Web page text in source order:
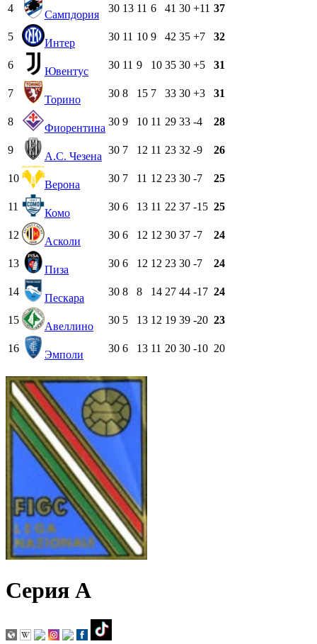
4
Сампдория
30 13 11 6 41 30 +11 37
5
Интер
30 11 10 9 42 35 +7 32
6
Ювентус
30 11 9 10 35 30 +5 31
7
Торино
30 8 15 7 33 30 +3 31
8
Фиорентина
30 9 10 11 29 33 -4 28
9
А.С. Чезена
30 7 12 11 23 32 -9 26
10
Верона
30 7 11 12 23 30 -7 25
11
Комо
30 6 13 11 22 37 -15 25
12
Асколи
30 6 12 12 30 37 -7 24
13
Пиза
30 6 12 12 23 30 -7 24
14
Пескара
30 8 8 14 27 44 -17 24
15
Авеллино
30 5 13 12 19 39 -20 23
16
Эмполи
30 6 13 11 20 30 -10 20
Серия А